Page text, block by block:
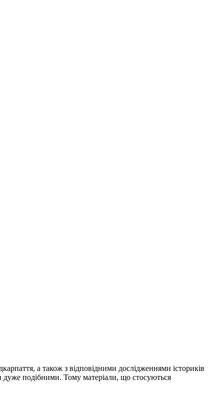
а також з відповідними дослідженнями істориків
дуже подібними. Тому матеріали, що стосуються